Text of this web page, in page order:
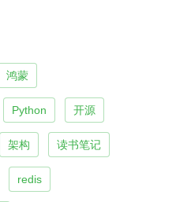
鸿蒙
Python 开源
架构 读书笔记
redis